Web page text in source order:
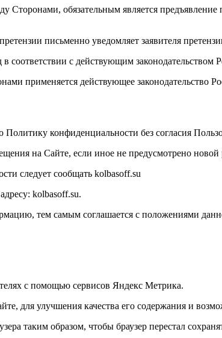
обязательным является
письменно уведомляет заявителя
соответствии с действующим законодательством
применяется действующее законодательство
конфиденциальности без согласия
на Сайте, если иное не предусмотрено
следует сообщать kolbasoff.su
kolbasoff.su.
тем самым соглашается с положениями
с помощью сервисов Яндекс Метрика.
для улучшения качества его содержания и
таким образом, чтобы браузер перестал